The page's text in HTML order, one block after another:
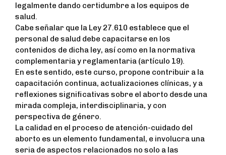
legalmente dando certidumbre a los equipos de
salud.
Cabe señalar que la Ley 27.610 establece que el
personal de salud debe capacitarse en los
contenidos de dicha ley, así como en la normativa
complementaria y reglamentaria (artículo 19).
En este sentido, este curso, propone contribuir a la
capacitación continua, actualizaciones clínicas, y a
reflexiones significativas sobre el aborto desde una
mirada compleja, interdisciplinaria, y con
perspectiva de género.
La calidad en el proceso de atención-cuidado del
aborto es un elemento fundamental, e involucra una
seria de aspectos relacionados no solo a las